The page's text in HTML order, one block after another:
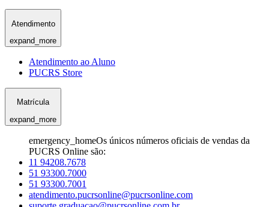
Atendimento
expand_more
Atendimento ao Aluno
PUCRS Store
Matrícula
expand_more
emergency_homeOs únicos números oficiais de vendas da
PUCRS Online são:
11 94208.7678
51 93300.7000
51 93300.7001
atendimento.pucrsonline@pucrsonline.com